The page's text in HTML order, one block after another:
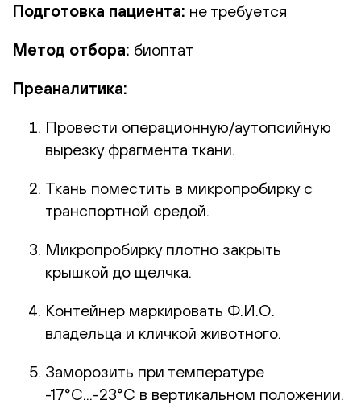
Подготовка пациента: не требуется
Метод отбора: биоптат
Преаналитика:
Провести операционную/аутопсийную
вырезку фрагмента ткани.
Ткань поместить в микропробирку с
транспортной средой.
Микропробирку плотно закрыть
крышкой до щелчка.
Контейнер маркировать Ф.И.О.
владельца и кличкой животного.
Заморозить при температуре
-17°С...-23°С в вертикальном положении.